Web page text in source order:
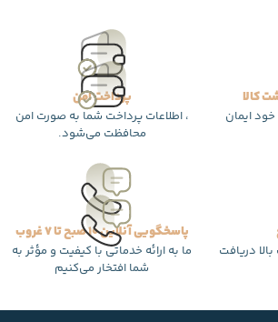
ایمان
پرداخت امن
، اطلاعات پرداخت شما به صورت امن
محافظت می‌شود.
دریافت
پاسخگویی آنلاین 10 صبح تا 7 غروب
ما به ارائه خدماتی با کیفیت و مؤثر به
شما افتخار می‌کنیم